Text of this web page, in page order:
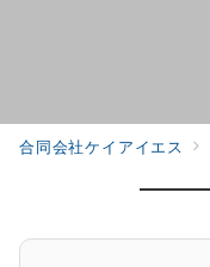
合同会社ケイアイエス